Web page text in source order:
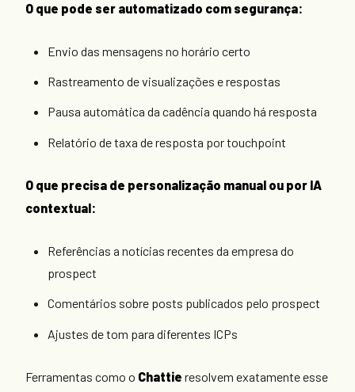
O que pode ser automatizado com segurança:
Envio das mensagens no horário certo
Rastreamento de visualizações e respostas
Pausa automática da cadência quando há resposta
Relatório de taxa de resposta por touchpoint
O que precisa de personalização manual ou por IA
contextual:
Referências a notícias recentes da empresa do
prospect
Comentários sobre posts publicados pelo prospect
Ajustes de tom para diferentes ICPs
Ferramentas como o Chattie resolvem exatamente esse